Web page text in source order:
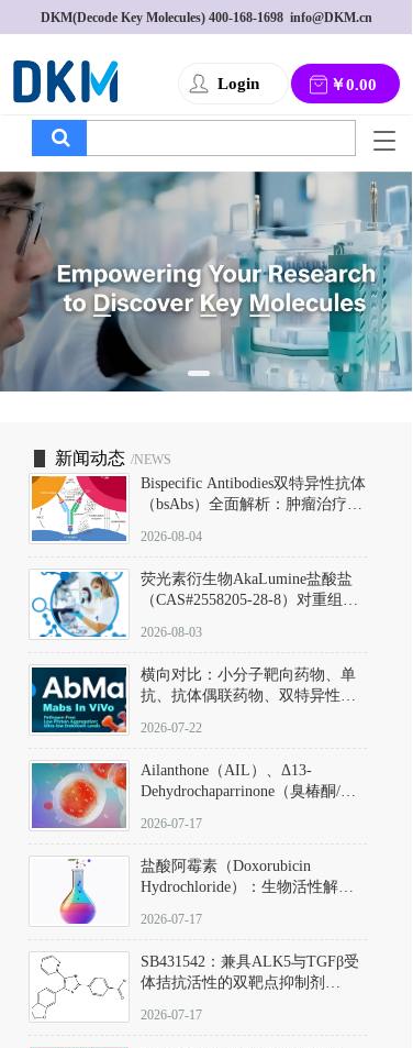
DKM(Decode Key Molecules) 400-168-1698
  info@DKM.cn
Login ￥0.00
T
g
l
e
n
a
v
i
g
a
新闻动态 /NEWS
Bispecific Antibodies双特异性抗体
（bsAbs）全面解析：肿瘤治疗的
2026-08-04
荧光素衍生物AkaLumine盐酸盐
（CAS#2558205-28-8）对重组萤
数（Km）为2.06 μM；其近红外
发光特性赋予优异的组织穿透能
力，大幅增强成像信噪比，从而
实现活体动物模型中极低给药剂
量下的高灵敏度、非侵入式生物
2026-08-03
横向对比：小分子靶向药物、单
抗、抗体偶联药物、双特异性抗
及应用瓶颈
2026-07-22
Ailanthone（AIL）、Δ13-
Dehydrochaparrinone（臭椿酮/臭
DKM货号 D806885
2026-07-17
盐酸阿霉素（Doxorubicin
Hydrochloride）：生物活性解
范
2026-07-17
SB431542：兼具ALK5与TGFβ受
体拮抗活性的双靶点抑制剂
D801067）
2026-07-17